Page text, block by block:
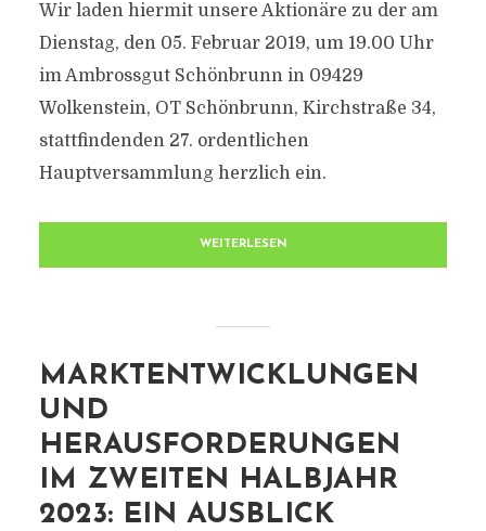
Wir laden hiermit unsere Aktionäre zu der am
Dienstag, den 05. Februar 2019, um 19.00 Uhr
im Ambrossgut Schönbrunn in 09429
Wolkenstein, OT Schönbrunn, Kirchstraße 34,
stattfindenden 27. ordentlichen
Hauptversammlung herzlich ein.
WEITERLESEN
MARKTENTWICKLUNGEN
UND
HERAUSFORDERUNGEN
IM ZWEITEN HALBJAHR
2023: EIN AUSBLICK